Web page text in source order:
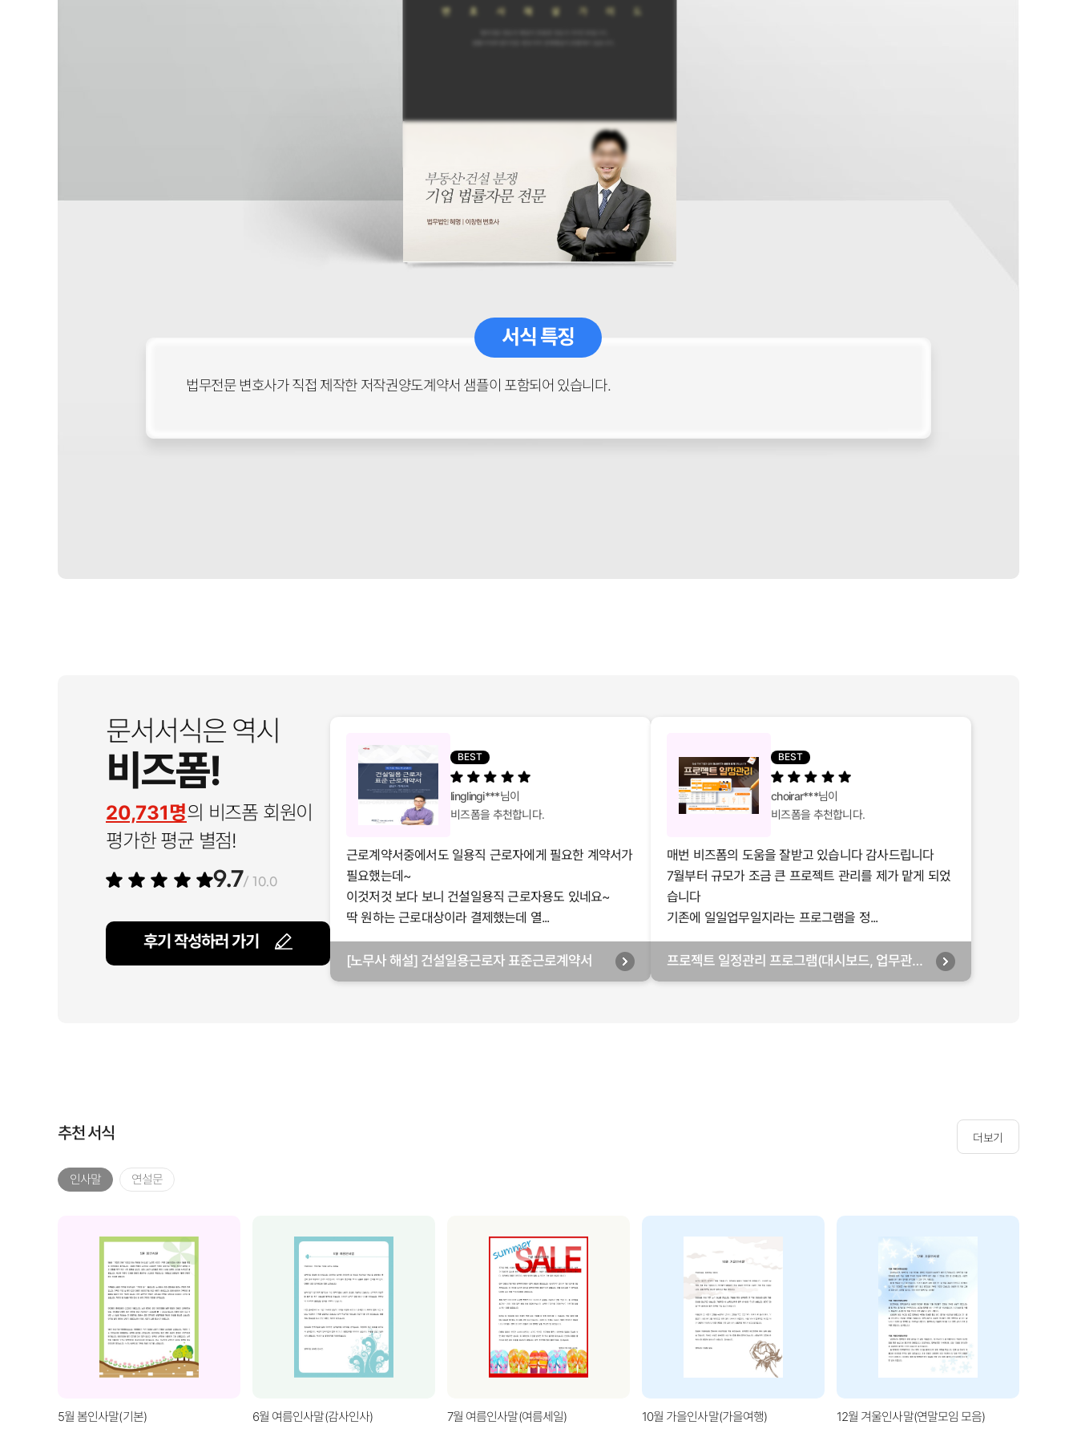
서식 특징
법무전문 변호사가 직접 제작한 저작권양도계약서 샘플이 포함되어 있습니다.
문서서식은 역시
비즈폼!
20,731명의 비즈폼 회원이
평가한 평균 별점!
9.7/ 10.0
후기 작성하러 가기
BEST
linglingi***님이
비즈폼을 추천합니다.
근로계약서중에서도 일용직 근로자에게 필요한 계약서가
필요했는데~
이것저것 보다 보니 건설일용직 근로자용도 있네요~
딱 원하는 근로대상이라 결제했는데 열...
[노무사 해설] 건설일용근로자 표준근로계약서
BEST
choirar***님이
비즈폼을 추천합니다.
매번 비즈폼의 도움을 잘받고 있습니다 감사드립니다
7월부터 규모가 조금 큰 프로젝트 관리를 제가 맡게 되었
습니다
기존에 일일업무일지라는 프로그램을 정...
프로젝트 일정관리 프로그램(대시보드, 업무관리,
추천 서식 더보기
인사말 연설문
5월 봄인사말(기본) 6월 여름인사말(감사인사) 7월 여름인사말(여름세일) 10월 가을인사말(가을여행) 12월 겨울인사말(연말모임 모음)